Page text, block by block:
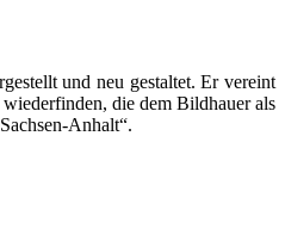
und neu gestaltet. Er vereint
die dem Bildhauer als
Anhalt“.